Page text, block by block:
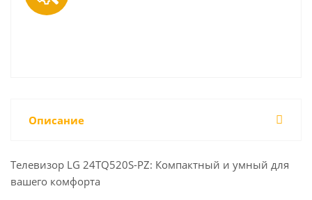
Описание
Телевизор LG 24TQ520S-PZ: Компактный и умный для
вашего комфорта